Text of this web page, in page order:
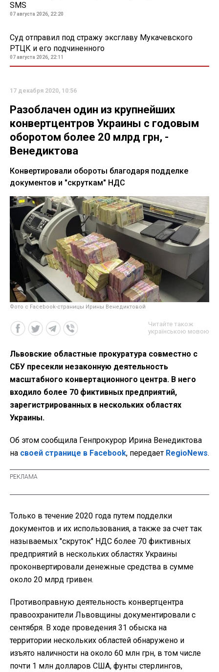
SMS
07 августа 2026, 22:20
Суд отправил под стражу эксглаву Мукачевского
РТЦК и его подчиненного
07 августа 2026, 22:11
17 декабря 2020, 10:56
Разоблачен один из крупнейших
конвертцентров Украины с годовым
оборотом более 20 млрд грн, -
Венедиктова
Конвертировали обороты благодаря подделке
документов и "скруткам" НДС
Фото с Facebook-страницы Ирины Венедиктовой
Читайте також
українською мовою
Львовские областные прокуратура совместно с
СБУ пресекли незаконную деятельность
масштабного конвертационного центра. В него
входило более 70 фиктивных предприятий,
зарегистрированных в нескольких областях
Украины.
Об этом сообщила Генпрокурор Ирина Венедиктова
на своей странице в Facebook, передает RegioNews.
Только в течение 2020 года путем подделки
документов и их использования, а также за счет так
называемых "скруток" НДС более 70 фиктивных
предприятий в нескольких областях Украины
проконвертировали денежные средства в сумме
около 20 млрд гривен.
Противоправную деятельность конвертцентра
правоохранители Львовщины документировали с
сентября. В ходе проведения 31 обыска на
территории нескольких областей обнаружено и
изъято наличности на около 60 млн грн, в том числе
почти 1 млн долларов США, фунты стерлингов,